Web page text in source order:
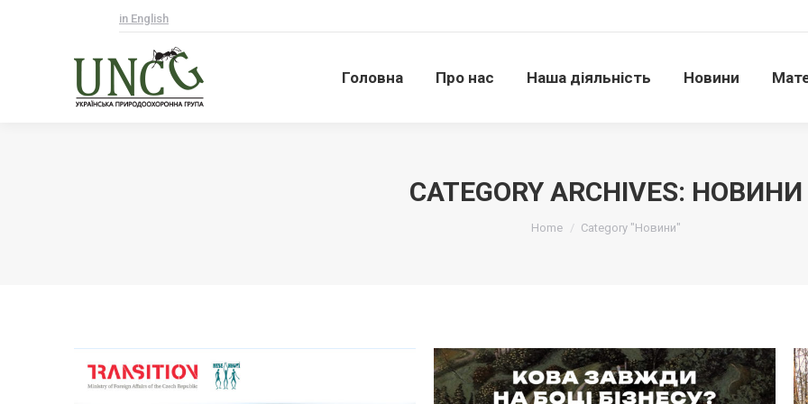
in English
Головна Про нас Наша діяльність Новини
CATEGORY ARCHIVES: НОВИНИ
Home Category "Новини"
Головна Про нас Наша діяльність Новини